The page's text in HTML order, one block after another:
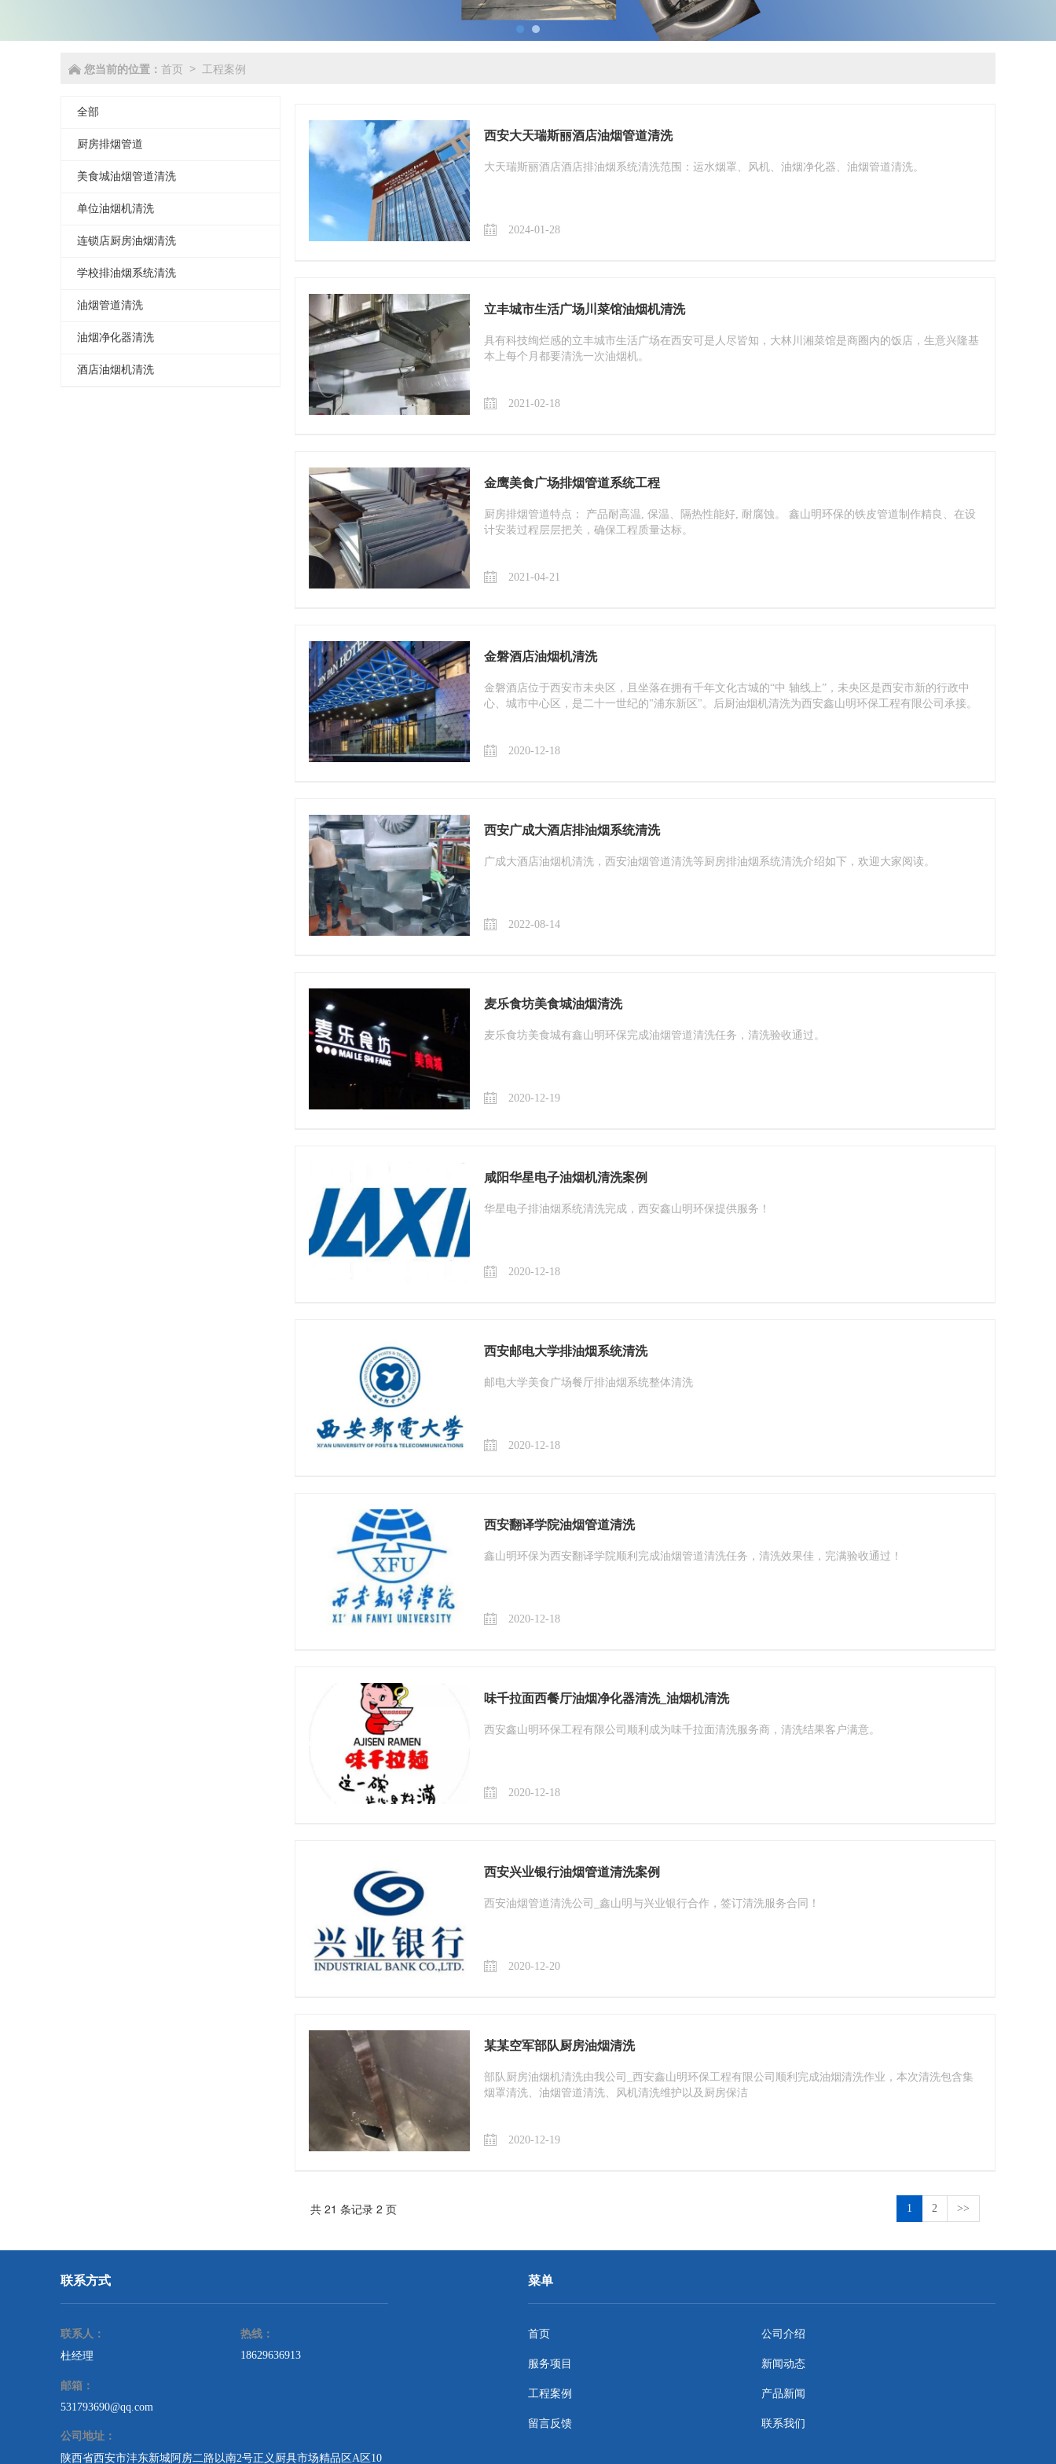
您当前的位置： 首页 > 工程案例
西安大天瑞斯丽酒店油烟管道清洗
大天瑞斯丽酒店酒店排油烟系统清洗范围：运水烟罩、风机、油烟净化器、油烟管道清洗。
2024-01-28
立丰城市生活广场川菜馆油烟机清洗
具有科技绚烂感的立丰城市生活广场在西安可是人尽皆知，大林川湘菜馆是商圈内的饭店，生意兴隆基
本上每个月都要清洗一次油烟机。
2021-02-18
金鹰美食广场排烟管道系统工程
厨房排烟管道特点： 产品耐高温, 保温、隔热性能好, 耐腐蚀。 鑫山明环保的铁皮管道制作精良、在设
计安装过程层层把关，确保工程质量达标。
2021-04-21
金磐酒店油烟机清洗
金磐酒店位于西安市未央区，且坐落在拥有千年文化古城的“中 轴线上”，未央区是西安市新的行政中
心、城市中心区，是二十一世纪的"浦东新区"。后厨油烟机清洗为西安鑫山明环保工程有限公司承接。
2020-12-18
西安广成大酒店排油烟系统清洗
广成大酒店油烟机清洗，西安油烟管道清洗等厨房排油烟系统清洗介绍如下，欢迎大家阅读。
2022-08-14
麦乐食坊美食城油烟清洗
麦乐食坊美食城有鑫山明环保完成油烟管道清洗任务，清洗验收通过。
2020-12-19
咸阳华星电子油烟机清洗案例
华星电子排油烟系统清洗完成，西安鑫山明环保提供服务！
2020-12-18
西安邮电大学排油烟系统清洗
邮电大学美食广场餐厅排油烟系统整体清洗
2020-12-18
西安翻译学院油烟管道清洗
鑫山明环保为西安翻译学院顺利完成油烟管道清洗任务，清洗效果佳，完满验收通过！
2020-12-18
味千拉面西餐厅油烟净化器清洗_油烟机清洗
西安鑫山明环保工程有限公司顺利成为味千拉面清洗服务商，清洗结果客户满意。
2020-12-18
西安兴业银行油烟管道清洗案例
西安油烟管道清洗公司_鑫山明与兴业银行合作，签订清洗服务合同！
2020-12-20
某某空军部队厨房油烟清洗
部队厨房油烟机清洗由我公司_西安鑫山明环保工程有限公司​顺利完成油烟清洗作业，本次清洗包含集
烟罩清洗、油烟管道清洗、风机清洗维护以及厨房保洁
2020-12-19
共 21 条记录 2 页 1 2 >>
全部
厨房排烟管道
美食城油烟管道清洗
单位油烟机清洗
连锁店厨房油烟清洗
学校排油烟系统清洗
油烟管道清洗
油烟净化器清洗
酒店油烟机清洗
联系方式
联系人：
杜经理
热线：
18629636913
邮箱：
531793690@qq.com
公司地址：
陕西省西安市沣东新城阿房二路以南2号正义厨具市场精品区A区10
菜单
首页 公司介绍
服务项目 新闻动态
工程案例 产品新闻
留言反馈 联系我们